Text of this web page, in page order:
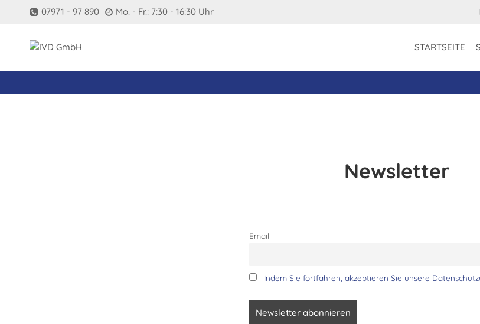
07971 - 97 890 Mo. - Fr.: 7:30 - 16:30 Uhr
STARTSEITE
Newsletter
Email
Indem Sie fortfahren, akzeptieren Sie unsere